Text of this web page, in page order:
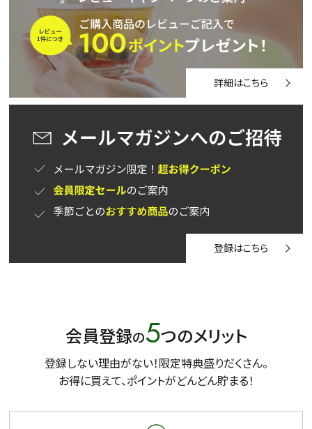
詳細はこちら
登録はこちら
会員登録の5つのメリット
登録しない理由がない！限定特典盛りだくさん。
お得に買えて、ポイントがどんどん貯まる！